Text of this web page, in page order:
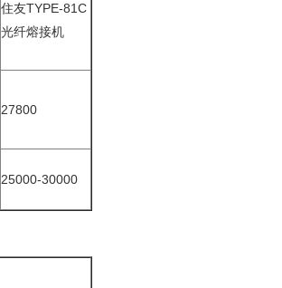
住友TYPE-81C
光纤熔接机
27800
25000-30000